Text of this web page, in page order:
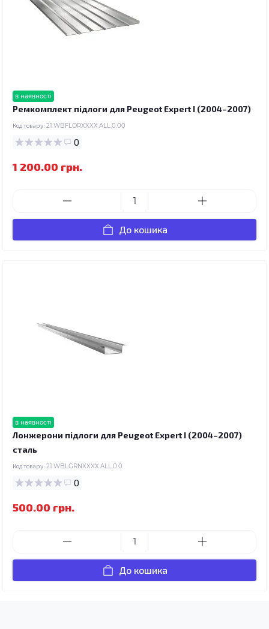
в наявності
Ремкомплект підлоги для Peugeot Expert I (2004–2007)
Код товару: 21.WBFLORXXXX.ALL.0.00
0
1 200.00 грн.
До кошика
в наявності
Лонжерони підлоги для Peugeot Expert I (2004–2007)
сталь
Код товару: 21.WBLGRNXXXX.ALL.0.0
0
500.00 грн.
До кошика